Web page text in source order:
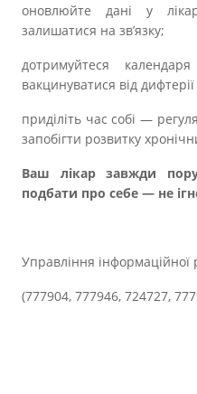
оновлюйте дані у
залишатися на зв’язку;
дотримуйтеся
вакцинуватися від
приділіть час собі —
запобігти розвитку
Ваш лікар завжди
подбати про себе — не
Управління інформаційної
(777904, 777946, 724727,